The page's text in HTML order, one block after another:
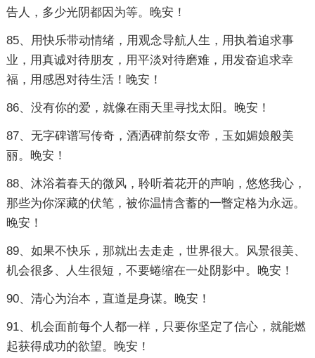
告人，多少光阴都因为等。晚安！
85、用快乐带动情绪，用观念导航人生，用执着追求事
业，用真诚对待朋友，用平淡对待磨难，用发奋追求幸
福，用感恩对待生活！晚安！
86、没有你的爱，就像在雨天里寻找太阳。晚安！
87、无字碑谱写传奇，酒洒碑前祭女帝，玉如媚娘般美
丽。晚安！
88、沐浴着春天的微风，聆听着花开的声响，悠悠我心，
那些为你深藏的伏笔，被你温情含蓄的一瞥定格为永远。
晚安！
89、如果不快乐，那就出去走走，世界很大。风景很美、
机会很多、人生很短，不要蜷缩在一处阴影中。晚安！
90、清心为治本，直道是身谋。晚安！
91、机会面前每个人都一样，只要你坚定了信心，就能燃
起获得成功的欲望。晚安！